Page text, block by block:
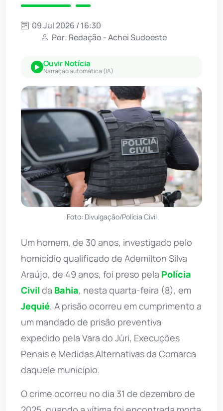
09 Jul 2026 / 16:30
Por: Redação - Achei Sudoeste
Ouvir Notícia
Narração automática (IA)
Foto: Divulgação/Polícia Civil
Um homem, de 30 anos, investigado pelo
homicídio qualificado de Ademilton Silva
Araújo, de 49 anos, foi preso pela Polícia
Civil da Bahia, nesta quarta-feira (8), em
Jequié. A prisão ocorreu em cumprimento a
um mandado de prisão preventiva
expedido pela Vara do Júri, Execuções
Penais e Medidas Alternativas da Comarca
daquele município.
O crime ocorreu no dia 31 de dezembro de